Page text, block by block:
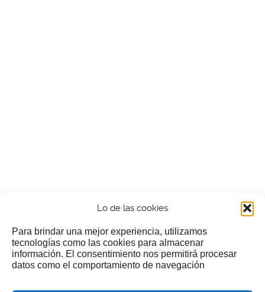
Lo de las cookies
Para brindar una mejor experiencia, utilizamos
tecnologías como las cookies para almacenar
información. El consentimiento nos permitirá procesar
datos como el comportamiento de navegación
¿Nos invitas a un cafecillo?